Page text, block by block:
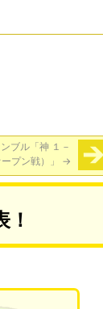
ブル「神 １－
プン戦）」 →